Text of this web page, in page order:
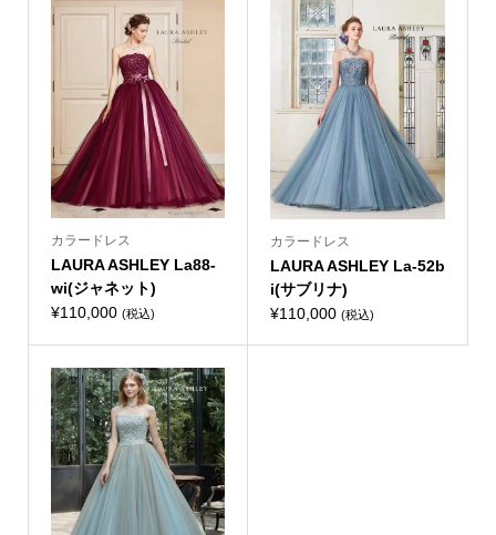
カラードレス
LAURA ASHLEY La88-
wi(ジャネット)
¥110,000 (税込)
カラードレス
LAURA ASHLEY La-52b
i(サブリナ)
¥110,000 (税込)